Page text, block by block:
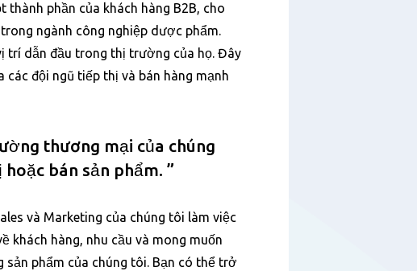
thành phần của khách hàng B2B, cho
ngành công nghiệp dược phẩm.
trí dẫn đầu trong thị trường của họ. Đây
các đội ngũ tiếp thị và bán hàng mạnh
thương mại của chúng
bán sản phẩm.
và Marketing của chúng tôi làm việc
khách hàng, nhu cầu và mong muốn
sản phẩm của chúng tôi. Bạn có thể trở